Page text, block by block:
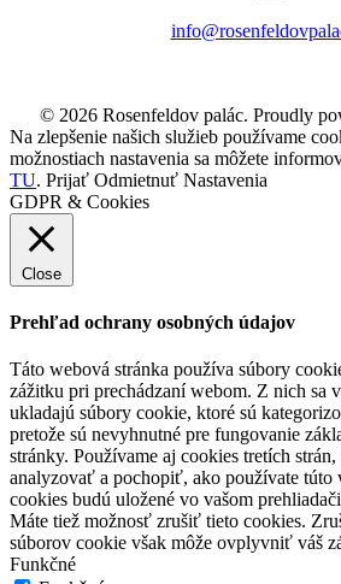
© 2026 Rosenfeldov palác. Proudly
Na zlepšenie našich služieb používame
možnostiach nastavenia sa môžete
TU. Prijať Odmietnuť Nastavenia
GDPR & Cookies
Close
Prehľad ochrany osobných údajov
Táto webová stránka používa súbory
zážitku pri prechádzaní webom. Z nich sa
ukladajú súbory cookie, ktoré sú
pretože sú nevyhnutné pre fungovanie
stránky. Používame aj cookies tretích
analyzovať a pochopiť, ako používate túto
cookies budú uložené vo vašom
Máte tiež možnosť zrušiť tieto cookies.
súborov cookie však môže ovplyvniť váš
Funkčné